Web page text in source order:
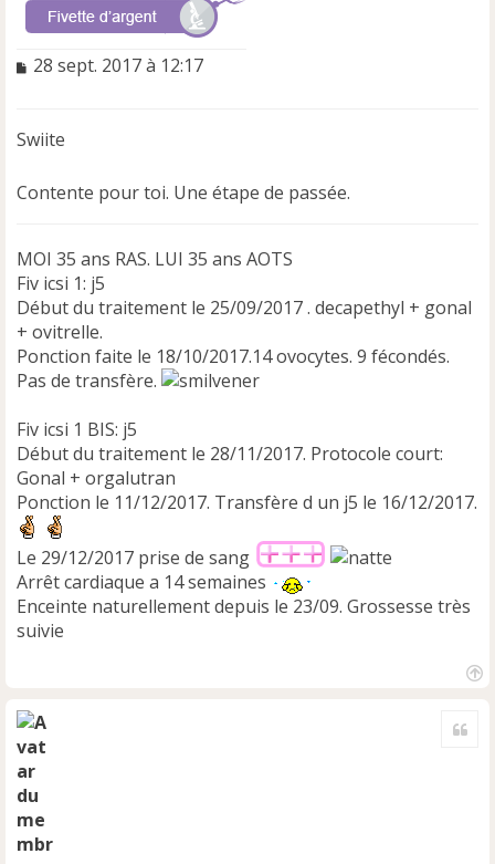
M
a
e
n
l
u
28 sept. 2017 à 12:17
Swiite
Contente pour toi. Une étape de passée.
MOI 35 ans RAS. LUI 35 ans AOTS
Fiv icsi 1: j5
Début du traitement le 25/09/2017 . decapethyl + gonal
+ ovitrelle.
Ponction faite le 18/10/2017.14 ovocytes. 9 fécondés.
Pas de transfère.
Fiv icsi 1 BIS: j5
Début du traitement le 28/11/2017. Protocole court:
Gonal + orgalutran
Ponction le 11/12/2017. Transfère d un j5 le 16/12/2017.
Le 29/12/2017 prise de sang
Arrêt cardiaque a 14 semaines
Enceinte naturellement depuis le 23/09. Grossesse très
suivie